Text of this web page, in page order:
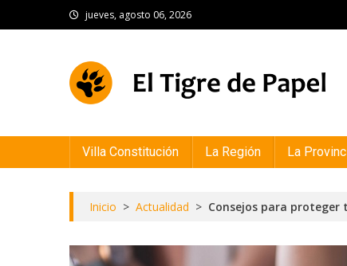
to
jueves, agosto 06, 2026
Villa Constitución La Región La
Inicio > Actualidad > Consejos para proteger